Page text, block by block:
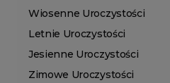
Wiosenne Uroczystości
Letnie Uroczystości
Jesienne Uroczystości
Zimowe Uroczystości